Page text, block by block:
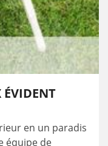
ÉVIDENT
en un paradis
équipe de